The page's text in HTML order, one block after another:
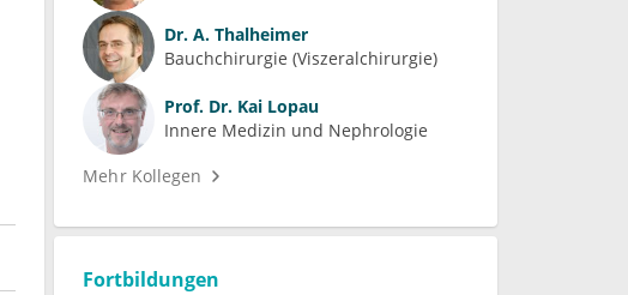
Dr. A. Thalheimer
Bauchchirurgie (Viszeralchirurgie)
Prof. Dr. Kai Lopau
Innere Medizin und Nephrologie
Mehr Kollegen
Fortbildungen